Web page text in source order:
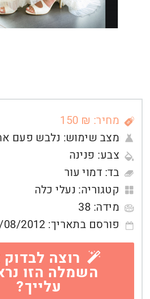
מחיר: ₪ 150
מצב שימוש: נלבש פעם
צבע: פנינה
בד: דמוי עור
קטגוריה: נעלי כלה
מידה: 38
פורסם בתאריך: 08/2012
רוצה לבדוק
השמלה הזו
עלייך?